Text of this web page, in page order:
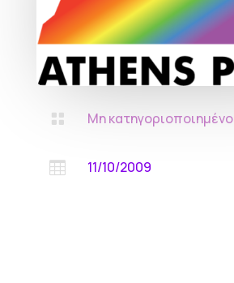
 Μη κατηγοριοποιημένο
 11/10/2009